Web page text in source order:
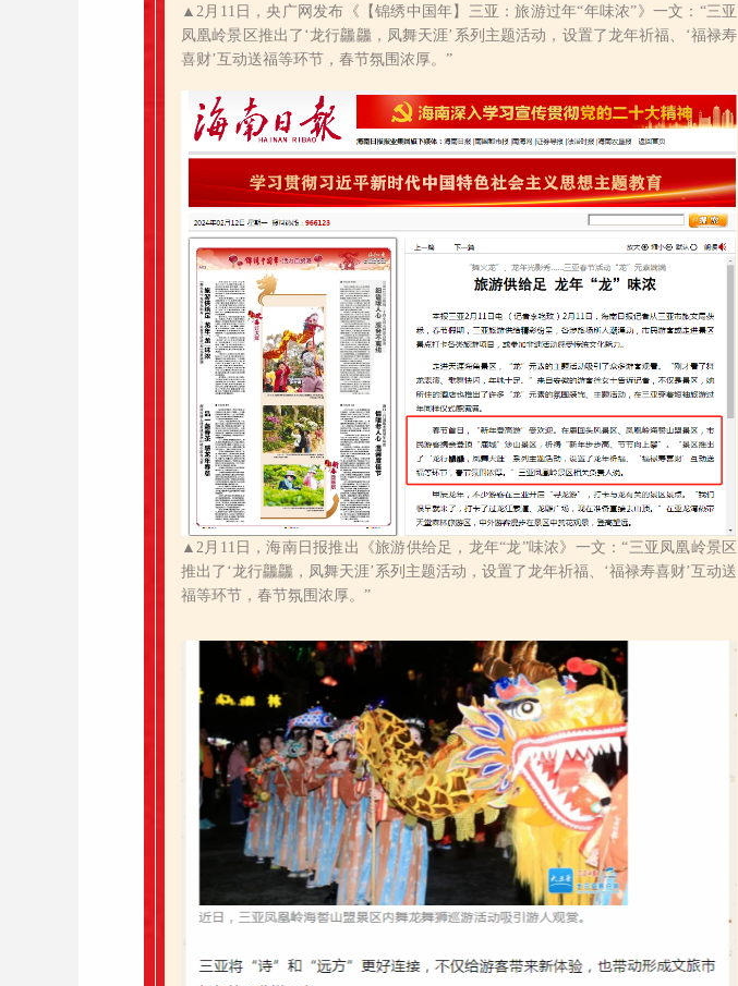
▲2月11日，央广网发布《【锦绣中国年】三亚：旅游过年“年味浓”》一文：“三亚
凤凰岭景区推出了‘龙行龘龘，凤舞天涯’系列主题活动，设置了龙年祈福、‘福禄寿
喜财’互动送福等环节，春节氛围浓厚。 ”
▲2月11日，海南日报推出《旅游供给足，龙年“龙”味浓》一文：“三亚凤凰岭景区
推出了 ‘龙行龘龘，凤舞天涯’ 系列主题活动，设置了龙年祈福、‘福禄寿喜财’互动送
福等环节，春节氛围浓厚。 ”